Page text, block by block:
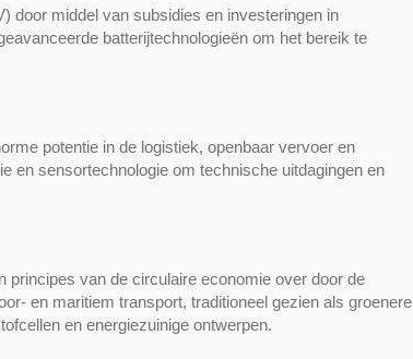
door middel van subsidies en investeringen in
batterijtechnologieën om het bereik te
potentie in de logistiek, openbaar vervoer en
en sensortechnologie om technische uitdagingen en
van de circulaire economie over door de
en maritiem transport, traditioneel gezien als groenere
en energiezuinige ontwerpen.